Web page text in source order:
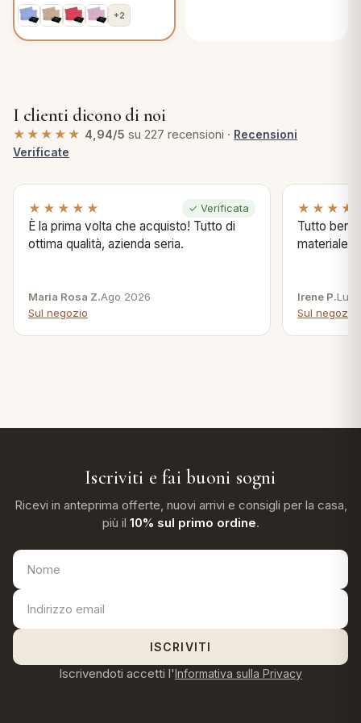
+2
I clienti dicono di noi
★★★★★ 4,94/5 su 227 recensioni · Recensioni
Verificate
★★★★★ ✓ Verificata
È la prima volta che acquisto! Tutto di
ottima qualità, azienda seria.
Maria Rosa Z.Ago 2026
Sul negozio
Tutto bene
materiale .
Irene P.Lug
Sul negozio
Iscriviti e fai buoni sogni
Ricevi in anteprima offerte, nuovi arrivi e consigli per la casa,
più il 10% sul primo ordine.
ISCRIVITI
Iscrivendoti accetti l'Informativa sulla Privacy